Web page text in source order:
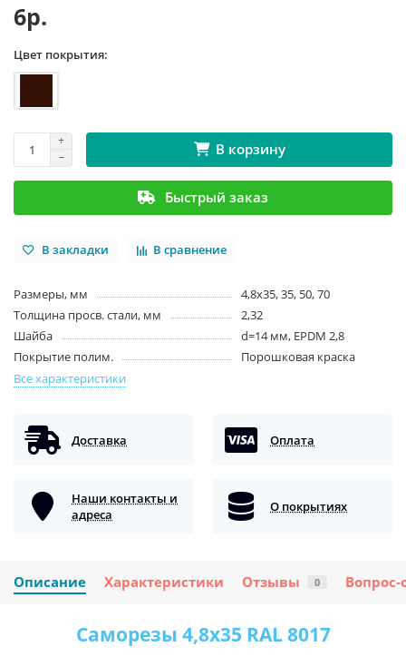
6р.
Цвет покрытия:
В корзину
Быстрый заказ
В закладки В сравнение
Размеры, мм
4,8х35, 35, 50, 70
Толщина просв. стали, мм
2,32
Шайба
d=14 мм, EPDM 2,8
Покрытие полим.
Порошковая краска
Все характеристики
Доставка Оплата
Наши контакты и
адреса
О покрытиях
Описание Характеристики Отзывы 0 Вопрос-
Саморезы 4,8х35 RAL 8017